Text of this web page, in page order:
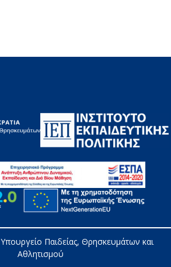
Υπουργείο Παιδείας, Θρησκευμάτων και
Αθλητισμού